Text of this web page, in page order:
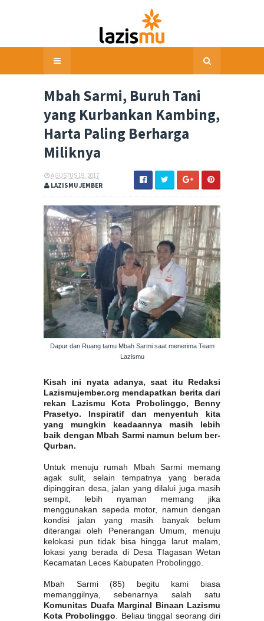
Mbah Sarmi, Buruh Tani
yang Kurbankan Kambing,
Harta Paling Berharga
Miliknya
AGUSTUS 19, 2017
LAZISMU JEMBER
Dapur dan Ruang tamu Mbah Sarmi saat menerima Team
Lazismu
Kisah ini nyata adanya, saat itu Redaksi
Lazismujember.org mendapatkan berita dari
rekan Lazismu Kota Probolinggo, Benny
Prasetyo. Inspiratif dan menyentuh kita
yang mungkin keadaannya masih lebih
baik dengan Mbah Sarmi namun belum ber-
Qurban.
Untuk menuju rumah Mbah Sarmi memang
agak sulit, selain tempatnya yang berada
dipinggiran desa, jalan yang dilalui juga masih
sempit, lebih nyaman memang jika
menggunakan sepeda motor, namun dengan
kondisi jalan yang masih banyak belum
diterangai oleh Penerangan Umum, menuju
kelokasi pun tidak bisa hingga larut malam,
lokasi yang berada di Desa TIagasan Wetan
Kecamatan Leces Kabupaten Probolinggo.
Mbah Sarmi (85) begitu kami biasa
memanggilnya, sebenarnya salah satu
Komunitas Duafa Marginal Binaan Lazismu
Kota Probolinggo . Beliau tinggal seorang diri